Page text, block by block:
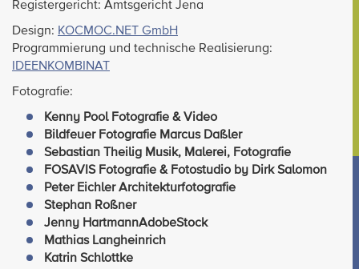
Registergericht: Amtsgericht Jena
Design: KOCMOC.NET GmbH
Programmierung und technische Realisierung:
IDEENKOMBINAT
Fotografie:
Kenny Pool Fotografie & Video
Bildfeuer Fotografie Marcus Daßler
Sebastian Theilig Musik, Malerei, Fotografie
FOSAVIS Fotografie & Fotostudio by Dirk Salomon
Peter Eichler Architekturfotografie
Stephan Roßner
Jenny HartmannAdobeStock
Mathias Langheinrich
Katrin Schlottke